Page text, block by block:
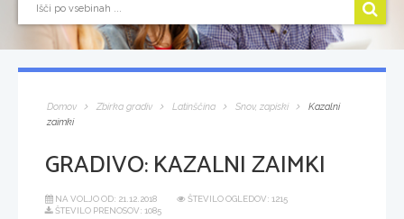
Domov Zbirka gradiv Latinščina Snov, zapiski
Kazalni
zaimki
GRADIVO:KAZALNI ZAIMKI
NA VOLJO OD: 21.12.2018
ŠTEVILO OGLEDOV: 1215
ŠTEVILO PRENOSOV: 1085